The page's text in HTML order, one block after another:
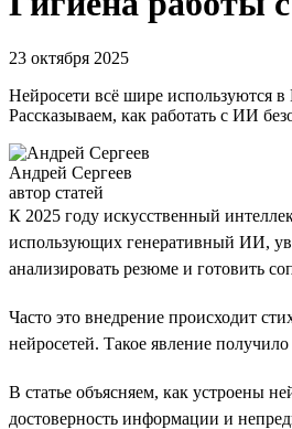
23 октября 2025
Нейросети всё шире используются
Рассказываем, как работать с ИИ
Андрей Сергеев
автор статей
К 2025 году искусственный
использующих генеративный ИИ,
анализировать резюме и готовить
Часто это внедрение происходит
нейросетей. Такое явление
В статье объясняем, как устроены
достоверность информации и